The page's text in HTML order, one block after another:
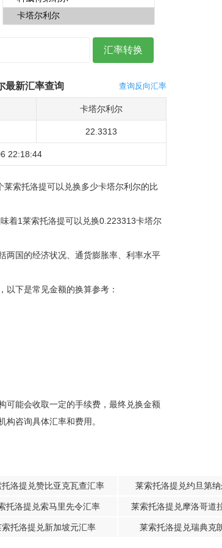
查询反向汇率
最新汇率查询
卡塔尔利尔
22.3313
22:18:44
索托洛提可以兑换多少卡塔尔利尔的比
着1莱索托洛提可以兑换0.223313卡塔尔
两国的经济状况、通货膨胀率、利率水平
以下是常见金额的换算参考：
可能会收取一定的手续费，最终兑换金额
咨询具体汇率和费用。
托洛提兑赞比亚克瓦查汇率 莱索托洛提兑约旦第
托洛提兑索马里先令汇率 莱索托洛提兑摩洛哥道
索托洛提兑新加坡元汇率 莱索托洛提兑瑞典克